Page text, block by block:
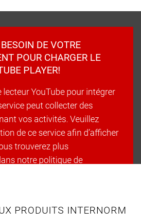
DE VOTRE
POUR CHARGER LE
PLAYER!
YouTube pour intégrer
peut collecter des
vos activités. Veuillez
de ce service afin d’afficher
trouverez plus
notre politique de
PRODUITS INTERNORM